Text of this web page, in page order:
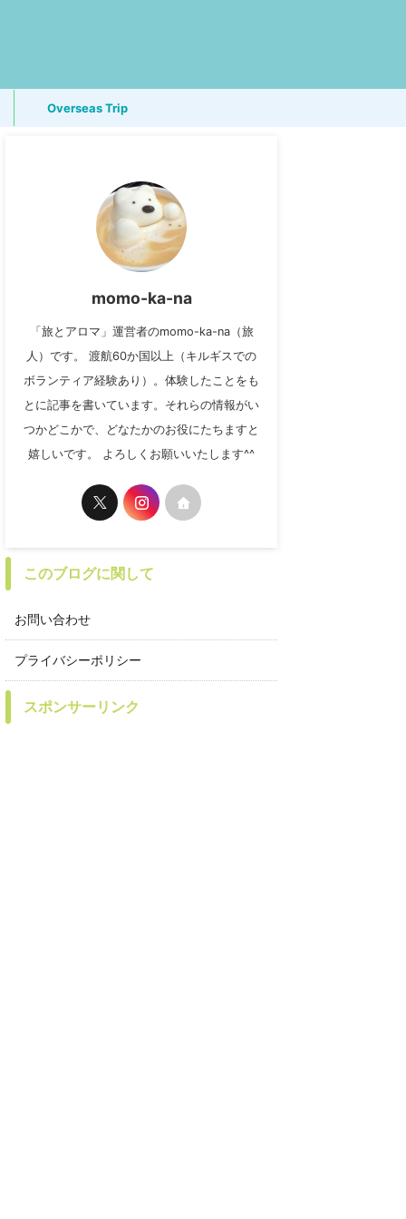
Overseas Trip
momo-ka-na
「旅とアロマ」運営者のmomo-ka-na（旅
人）です。 渡航60か国以上（キルギスでの
ボランティア経験あり）。体験したことをも
とに記事を書いています。それらの情報がい
つかどこかで、どなたかのお役にたちますと
嬉しいです。 よろしくお願いいたします^^
このブログに関して
お問い合わせ
プライバシーポリシー
スポンサーリンク